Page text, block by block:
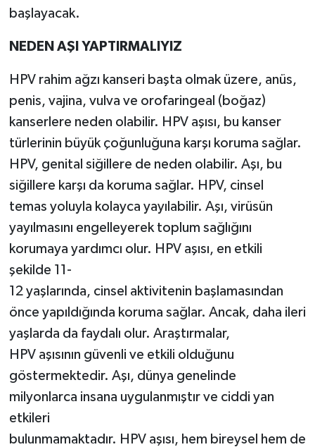
başlayacak.
NEDEN AŞI YAPTIRMALIYIZ
HPV rahim ağzı kanseri başta olmak üzere, anüs,
penis, vajina, vulva ve orofaringeal (boğaz)
kanserlere neden olabilir. HPV aşısı, bu kanser
türlerinin büyük çoğunluğuna karşı koruma sağlar.
HPV, genital siğillere de neden olabilir. Aşı, bu
siğillere karşı da koruma sağlar. HPV, cinsel
temas yoluyla kolayca yayılabilir. Aşı, virüsün
yayılmasını engelleyerek toplum sağlığını
korumaya yardımcı olur. HPV aşısı, en etkili
şekilde 11-
12 yaşlarında, cinsel aktivitenin başlamasından
önce yapıldığında koruma sağlar. Ancak, daha ileri
yaşlarda da faydalı olur. Araştırmalar,
HPV aşısının güvenli ve etkili olduğunu
göstermektedir. Aşı, dünya genelinde
milyonlarca insana uygulanmıştır ve ciddi yan
etkileri
bulunmamaktadır. HPV aşısı, hem bireysel hem de